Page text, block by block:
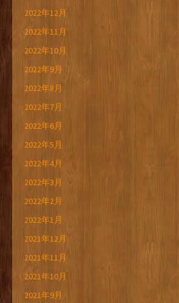
2022年12月
2022年11月
2022年10月
2022年9月
2022年8月
2022年7月
2022年6月
2022年5月
2022年4月
2022年3月
2022年2月
2022年1月
2021年12月
2021年11月
2021年10月
2021年9月